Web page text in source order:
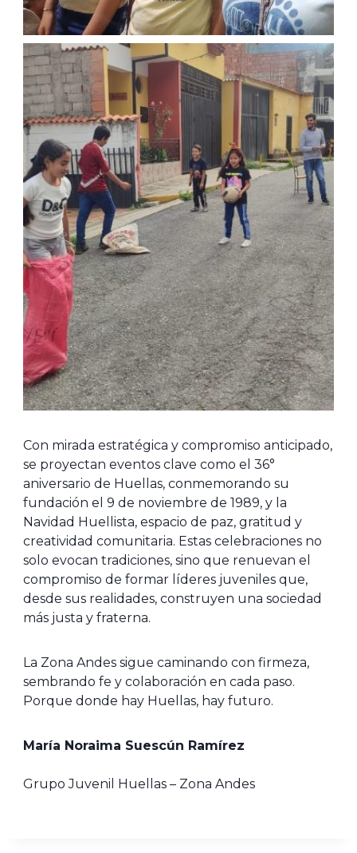
Con mirada estratégica y compromiso anticipado,
se proyectan eventos clave como el 36°
aniversario de Huellas, conmemorando su
fundación el 9 de noviembre de 1989, y la
Navidad Huellista, espacio de paz, gratitud y
creatividad comunitaria. Estas celebraciones no
solo evocan tradiciones, sino que renuevan el
compromiso de formar líderes juveniles que,
desde sus realidades, construyen una sociedad
más justa y fraterna.
La Zona Andes sigue caminando con firmeza,
sembrando fe y colaboración en cada paso.
Porque donde hay Huellas, hay futuro.
María Noraima Suescún Ramírez
Grupo Juvenil Huellas – Zona Andes